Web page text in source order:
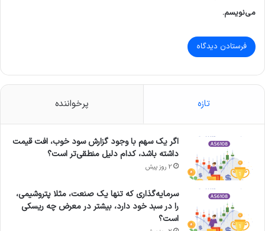
می‌نویسم.
تازه پرخواننده
اگر یک سهم با وجود گزارش سود خوب، افت قیمت
داشته باشد، کدام دلیل منطقی‌تر است؟
2 روز پیش
سرمایه‌گذاری که تنها یک صنعت، مثلا پتروشیمی،
را در سبد خود دارد، بیشتر در معرض چه ریسکی
است؟